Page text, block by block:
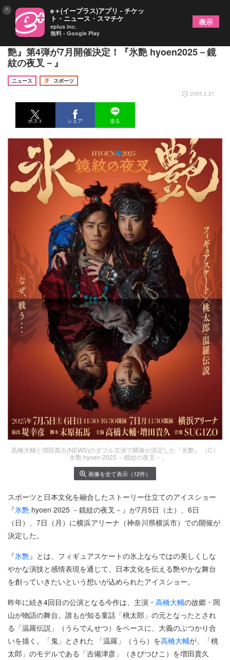
高橋大輔と増田貴久（NEWS）のダブル主演で『氷
艶』第4弾が7月開催決定！『氷艶 hyoen2025－鏡
紋の夜叉－』
ニュース
スポーツ
2025.2.21
ポスト シェア 送る
高橋大輔と増田貴久(NEWS)のダブル主演で開催が決定した『氷艶』 （C）
「氷艶 hyoen 2025 －鏡紋の夜叉－」
画像を全て表示（12件）
スポーツと日本文化を融合したストーリー仕立てのアイスショー
『氷艶 hyoen 2025 －鏡紋の夜叉－』が7月5日（土）、6日
（日）、7日（月）に横浜アリーナ（神奈川県横浜市）での開催が
決定した。
『氷艶』とは、フィギュアスケートの氷上ならではの美しくしな
やかな演技と感情表現を通じて、日本文化を伝える艶やかな舞台
を創っていきたいという想いが込められたアイスショー。
昨年に続き4回目の公演となる今作は、主演・ 高橋大輔の故郷・岡
山が物語の舞台。誰もが知る童話「桃太郎」の元となったとされ
る「温羅伝説」（うらでんせつ）をベースに、大義のぶつかり合
いを描く。「鬼」とされた 「温羅」（うら）を高橋大輔が、「桃
太郎」のモデルである「吉備津彦」（きびつひこ）を増田貴久
× e＋(イープラス)アプリ - チケッ
ト・ニュース・スマチケ
eplus inc.
無料 - Google Play
表示